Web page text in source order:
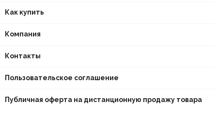
Как купить
Компания
Контакты
Пользовательское соглашение
Публичная оферта на дистанционную продажу товара